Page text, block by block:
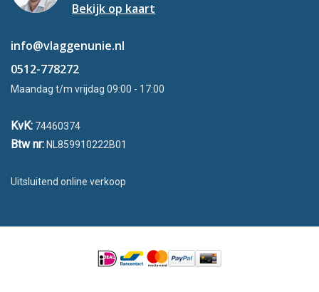
Bekijk op kaart
info@vlaggenunie.nl
0512-778272
Maandag t/m vrijdag 09:00 - 17:00
KvK: 74460374
Btw nr: NL859910222B01
Uitsluitend online verkoop